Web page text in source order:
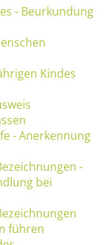
- Beurkundung
Kindes
- Anerkennung
-
bei
führen